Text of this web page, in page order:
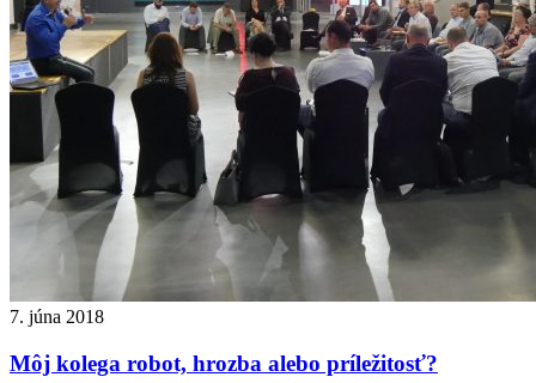
7. júna 2018
Môj kolega robot, hrozba alebo príležitosť?